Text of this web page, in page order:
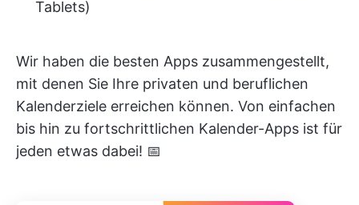
Tablets)
Wir haben die besten Apps zusammengestellt,
mit denen Sie Ihre privaten und beruflichen
Kalenderziele erreichen können. Von einfachen
bis hin zu fortschrittlichen Kalender-Apps ist für
jeden etwas dabei! 📅